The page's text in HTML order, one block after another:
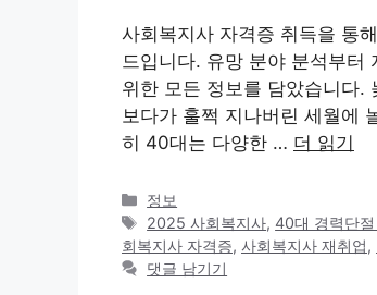
사회복지사 자격증 취득을 통
드입니다. 유망 분야 분석부터
위한 모든 정보를 담았습니다.
보다가 훌쩍 지나버린 세월에
히 40대는 다양한 … 더 읽기
카
테
고
리
정보
태
그
2025 사회복지사,40대 경력단절
회복지사 자격증, 사회복지사 재취업,
댓글 남기기